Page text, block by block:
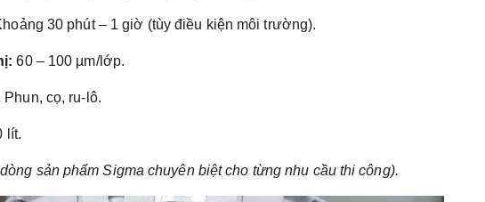
30 phút – 1 giờ (tùy điều kiện môi trường).
60 – 100 µm/lớp.
Phun, cọ, ru-lô.
lít.
sản phẩm Sigma chuyên biệt cho từng nhu cầu thi công).